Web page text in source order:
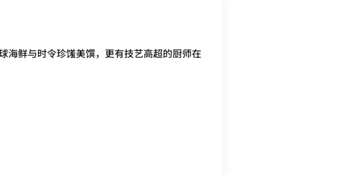
海鲜与时令珍馐美馔，更有技艺高超的厨师在